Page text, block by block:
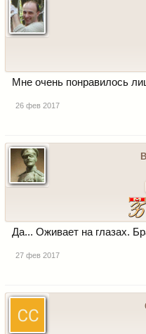
Мне очень понравилось
26 фев 2017
Да... Оживает на глазах.
27 фев 2017